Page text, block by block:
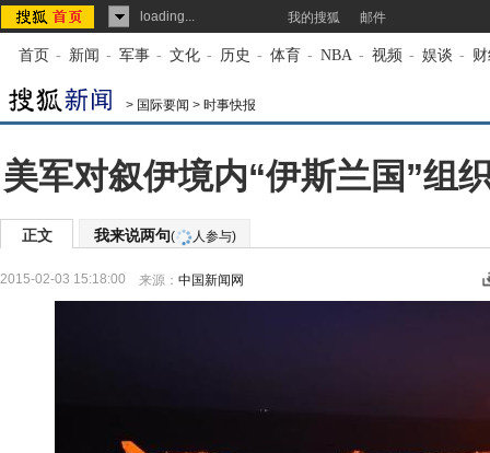
loading... 我的搜狐 邮件
首页 - 新闻 - 军事 - 文化 - 历史 - 体育 - NBA - 视频 - 娱谈 -
> 国际要闻 > 时事快报
美军对叙伊境内“伊斯兰国”组
正文 我来说两句( 人参与)
2015-02-03 15:18:00 来源： 中国新闻网